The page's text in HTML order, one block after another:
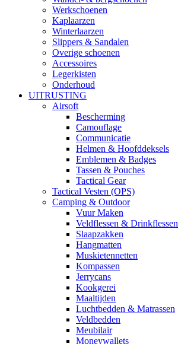
Werkschoenen
Kaplaarzen
Winterlaarzen
Slippers & Sandalen
Overige schoenen
Accessoires
Legerkisten
Onderhoud
UITRUSTING
Airsoft
Bescherming
Camouflage
Communicatie
Helmen & Hoofddeksels
Emblemen & Badges
Tassen & Pouches
Tactical Gear
Tactical Vesten (OPS)
Camping & Outdoor
Vuur Maken
Veldflessen & Drinkflessen
Slaapzakken
Hangmatten
Muskietennetten
Kompassen
Jerrycans
Kookgerei
Maaltijden
Luchtbedden & Matrassen
Veldbedden
Meubilair
Moneywallets